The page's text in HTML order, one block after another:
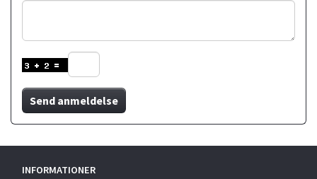
Send anmeldelse
INFORMATIONER